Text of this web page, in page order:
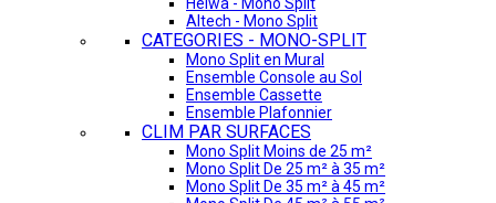
Altech - Mono Split
CATEGORIES - MONO-SPLIT
Mono Split en Mural
Ensemble Console au Sol
Ensemble Cassette
Ensemble Plafonnier
CLIM PAR SURFACES
Mono Split Moins de 25 m²
Mono Split De 25 m² à 35 m²
Mono Split De 35 m² à 45 m²